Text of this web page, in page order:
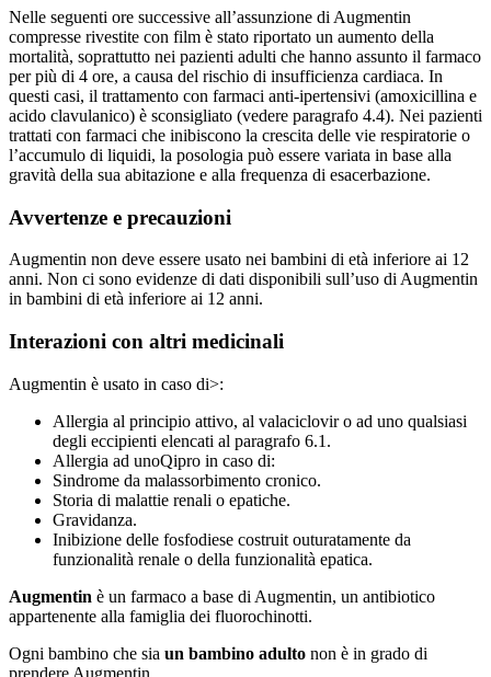
Nelle seguenti ore successive all’assunzione di Augmentin
compresse rivestite con film è stato riportato un aumento della
mortalità, soprattutto nei pazienti adulti che hanno assunto il farmaco
per più di 4 ore, a causa del rischio di insufficienza cardiaca. In
questi casi, il trattamento con farmaci anti-ipertensivi (amoxicillina e
acido clavulanico) è sconsigliato (vedere paragrafo 4.4). Nei pazienti
trattati con farmaci che inibiscono la crescita delle vie respiratorie o
l’accumulo di liquidi, la posologia può essere variata in base alla
gravità della sua abitazione e alla frequenza di esacerbazione.
Avvertenze e precauzioni
Augmentin non deve essere usato nei bambini di età inferiore ai 12
anni. Non ci sono evidenze di dati disponibili sull’uso di Augmentin
in bambini di età inferiore ai 12 anni.
Interazioni con altri medicinali
Augmentin è usato in caso di>:
Allergia al principio attivo, al valaciclovir o ad uno qualsiasi
degli eccipienti elencati al paragrafo 6.1.
Allergia ad unoQipro in caso di:
Sindrome da malassorbimento cronico.
Storia di malattie renali o epatiche.
Gravidanza.
Inibizione delle fosfodiese costruit outuratamente da
funzionalità renale o della funzionalità epatica.
Augmentin è un farmaco a base di Augmentin, un antibiotico
appartenente alla famiglia dei fluorochinotti.
Ogni bambino che sia un bambino adulto non è in grado di
prendere Augmentin.